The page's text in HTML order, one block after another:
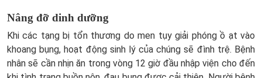
Nâng đỡ dinh dưỡng
Khi các tạng bị tổn thương do men tụy giải phóng ồ ạt vào
khoang bụng, hoạt động sinh lý của chúng sẽ đình trệ. Bệnh
nhân sẽ cần nhịn ăn trong vòng 12 giờ đầu nhập viện cho đến